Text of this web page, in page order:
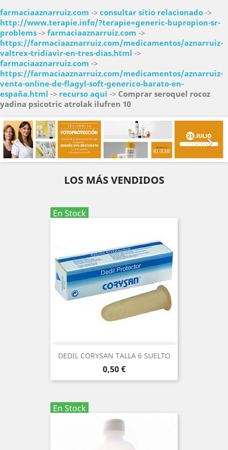
farmaciaaznarruiz.com -> consultar sitio relacionado ->
http://www.terapie.info/?terapie=generic-bupropion-sr-
problems -> farmaciaaznarruiz.com ->
https://farmaciaaznarruiz.com/medicamentos/aznarruiz-
valtrex-tridiavir-en-tres-dias.html ->
farmaciaaznarruiz.com ->
https://farmaciaaznarruiz.com/medicamentos/aznarruiz-
venta-online-de-flagyl-soft-generico-barato-en-
españa.html -> recurso aquí -> Comprar seroquel rocoz
yadina psicotric atrolak ilufren 10

Anterior

LOS MÁS VENDIDOS
En Stock
DEDIL CORYSAN TALLA 6 SUELTO
Precio
0,50 €
En Stock